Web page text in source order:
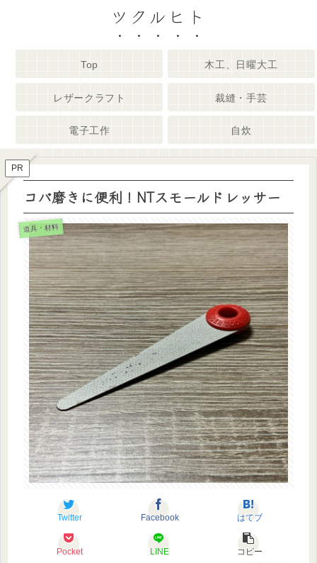
ツクルヒト
Top 木工、日曜大工
レザークラフト 裁縫・手芸
電子工作 自炊
PR
コバ磨きに便利！NTスモールドレッサー
道具・材料
Twitter Facebook はてブ
Pocket LINE コピー